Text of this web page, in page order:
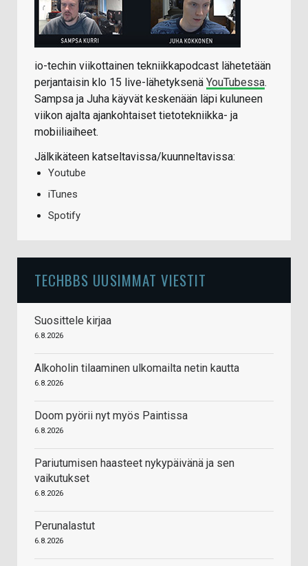
io-techin viikottainen tekniikkapodcast lähetetään
perjantaisin klo 15 live-lähetyksenä YouTubessa.
Sampsa ja Juha käyvät keskenään läpi kuluneen
viikon ajalta ajankohtaiset tietotekniikka- ja
mobiiliaiheet.
Jälkikäteen katseltavissa/kuunneltavissa:
Youtube
iTunes
Spotify
TECHBBS UUSIMMAT VIESTIT
Suosittele kirjaa
6.8.2026
Alkoholin tilaaminen ulkomailta netin kautta
6.8.2026
Doom pyörii nyt myös Paintissa
6.8.2026
Pariutumisen haasteet nykypäivänä ja sen
vaikutukset
6.8.2026
Perunalastut
6.8.2026